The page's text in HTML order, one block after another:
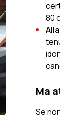
80
Ma
Se